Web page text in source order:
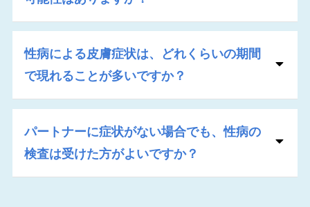
性病による皮膚症状は、どれくらいの期間
で現れることが多いですか？
パートナーに症状がない場合でも、性病の
検査は受けた方がよいですか？